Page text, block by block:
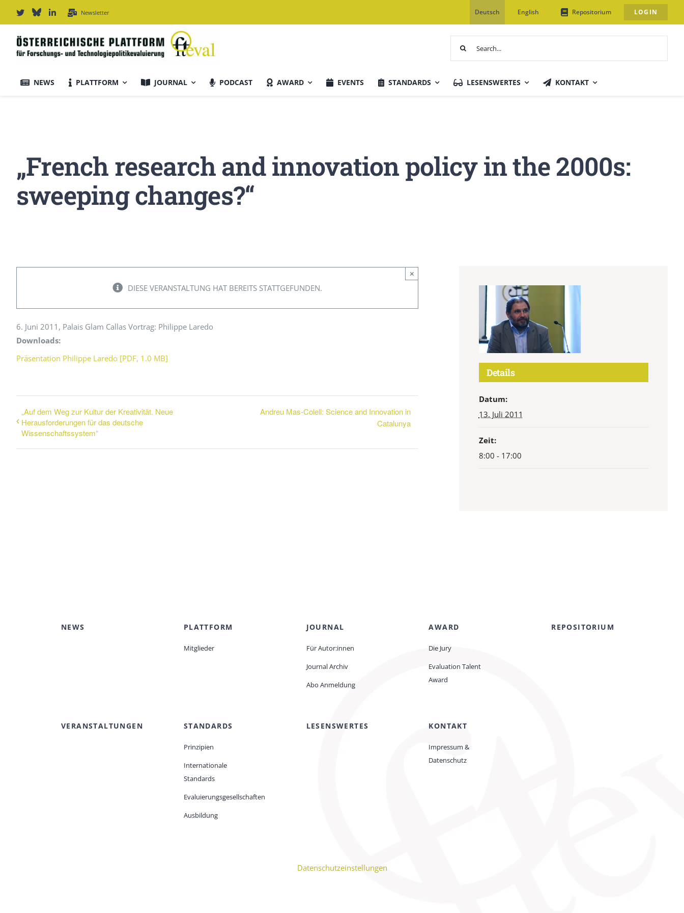
Inhalt
springen
Newsletter Deutsch English Repositorium LOGIN
NEWS PLATTFORM JOURNAL
Für Autor:innen
Editorial Board
PODCAST AWARD EVENTS STANDARDS LESENSWERTES KONTAKT
„French research and innovation policy in the 2000s:
sweeping changes?“
DIESE VERANSTALTUNG HAT BEREITS STATTGEFUNDEN.
×
6. Juni 2011, Palais Glam Callas Vortrag: Philippe Laredo
Downloads:
Präsentation Philippe Laredo [PDF, 1.0 MB]
„Auf dem Weg zur Kultur der Kreativität. Neue
Herausforderungen für das deutsche
Wissenschaftssystem“
Andreu Mas-Colell: Science and Innovation in
Catalunya
Details
Datum:
13. Juli 2011
Zeit:
8:00 - 17:00
NEWS PLATTFORM
Mitglieder
JOURNAL
Für Autor:innen
Journal Archiv
Abo Anmeldung
AWARD
Die Jury
Evaluation Talent
Award
REPOSITORIUM
VERANSTALTUNGEN STANDARDS
Prinzipien
Internationale
Standards
Evaluierungsgesellschaften
Ausbildung
LESENSWERTES KONTAKT
Impressum &
Datenschutz
Datenschutzeinstellungen